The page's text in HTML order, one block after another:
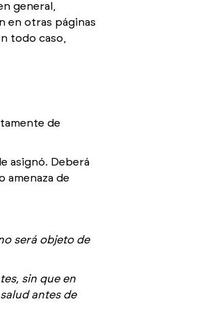
general,
en otras páginas
todo caso,
de
asignó. Deberá
de
será objeto de
sin que en
antes de